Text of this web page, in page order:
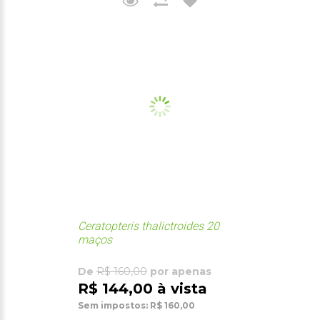
Ceratopteris thalictroides 20
maços
De R$ 160,00 por apenas
R$ 144,00 à vista
Sem impostos: R$ 160,00